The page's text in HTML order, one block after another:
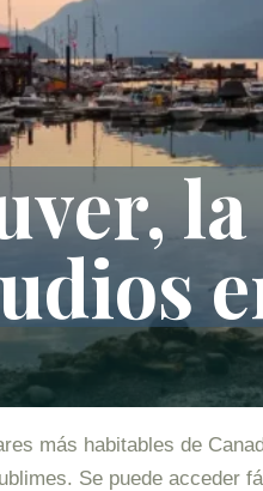
más habitables de
Se puede acceder